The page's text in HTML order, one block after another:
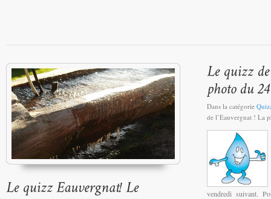
Dans la catégorie
de l’Eauvergnat ! La
vendredi suivant.